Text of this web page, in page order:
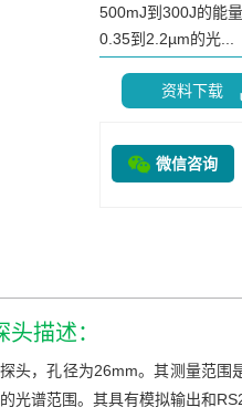
500mJ到300J的能
0.35到2.2µm的光...
资料下载
微信咨询
描述：
头，孔径为26mm。其测量范
光谱范围。其具有模拟输出和